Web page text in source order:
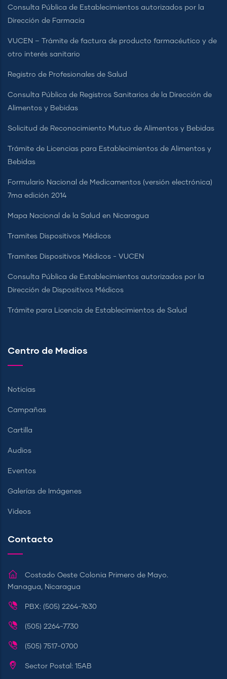
Consulta Pública de Establecimientos autorizados por la
Dirección de Farmacia
VUCEN – Trámite de factura de producto farmacéutico y de
otro interés sanitario
Registro de Profesionales de Salud
Consulta Pública de Registros Sanitarios de la Dirección de
Alimentos y Bebidas
Solicitud de Reconocimiento Mutuo de Alimentos y Bebidas
Trámite de Licencias para Establecimientos de Alimentos y
Bebidas
Formulario Nacional de Medicamentos (versión electrónica)
7ma edición 2014
Mapa Nacional de la Salud en Nicaragua
Tramites Dispositivos Médicos
Tramites Dispositivos Médicos - VUCEN
Consulta Pública de Establecimientos autorizados por la
Dirección de Dispositivos Médicos
Trámite para Licencia de Establecimientos de Salud
Centro de Medios
Noticias
Campañas
Cartilla
Audios
Eventos
Galerías de Imágenes
Videos
Contacto
Costado Oeste Colonia Primero de Mayo.
Managua, Nicaragua
PBX: (505) 2264-7630
(505) 2264-7730
(505) 7517-0700
Sector Postal: 15AB